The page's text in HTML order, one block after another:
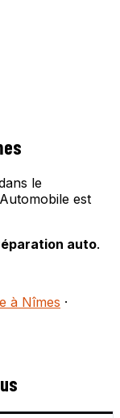
le
est
auto.
à Nîmes ·